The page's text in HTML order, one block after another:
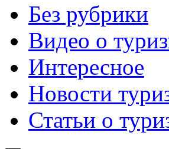
Без рубрики
Видео о
Интересное
Новости
Статьи о